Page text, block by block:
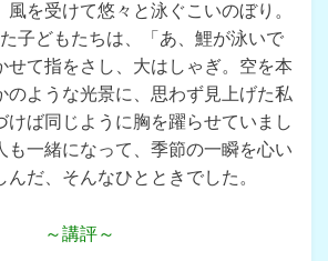
を受けて悠々と泳ぐこいのぼり。
子どもたちは、「あ、鯉が泳いで
せて指をさし、大はしゃぎ。空を本
のような光景に、思わず見上げた私
けば同じように胸を躍らせていまし
も一緒になって、季節の一瞬を心い
んだ、そんなひとときでした。
～講評～